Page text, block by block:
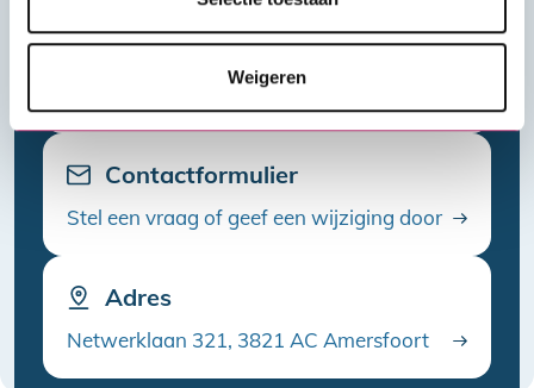
Weigeren
Bellen: 088 253 94 00
Ma-vr: 10.00 - 16.00 uur
Contactformulier
Stel een vraag of geef een wijziging door
Adres
Netwerklaan 321, 3821 AC Amersfoort